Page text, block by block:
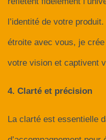
l’identité de votre
étroite avec vous, je
votre vision et captivent
4. Clarté et précision
La clarté est essentielle